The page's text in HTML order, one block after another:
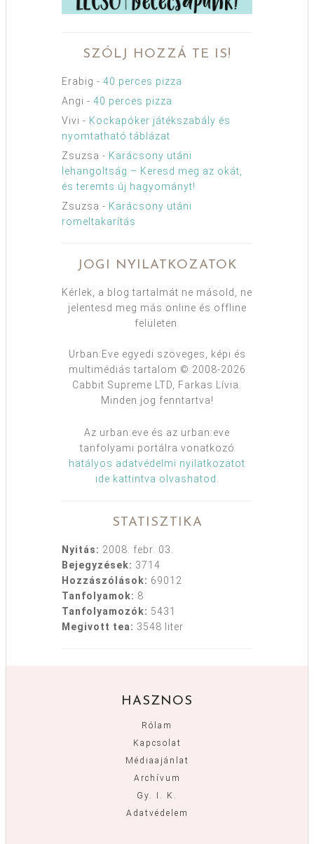
SZÓLJ HOZZÁ TE IS!
Erabig - 40 perces pizza
Angi - 40 perces pizza
Vivi - Kockapóker játékszabály és
nyomtatható táblázat
Zsuzsa - Karácsony utáni
lehangoltság – Keresd meg az okát,
és teremts új hagyományt!
Zsuzsa - Karácsony utáni
romeltakarítás
JOGI NYILATKOZATOK
Kérlek, a blog tartalmát ne másold, ne
jelentesd meg más online és offline
felületen.
Urban:Eve egyedi szöveges, képi és
multimédiás tartalom © 2008-2026
Cabbit Supreme LTD, Farkas Lívia.
Minden jog fenntartva!
Az urban:eve és az urban:eve
tanfolyami portálra vonatkozó
hatályos adatvédelmi nyilatkozatot
ide kattintva olvashatod
STATISZTIKA
Nyitás: 2008. febr. 03.
Bejegyzések: 3714
Hozzászólások: 69012
Tanfolyamok: 8
Tanfolyamozók: 5431
Megivott tea: 3548 liter
HASZNOS
Rólam
Kapcsolat
Médiaajánlat
Archívum
Gy. I. K.
Adatvédelem